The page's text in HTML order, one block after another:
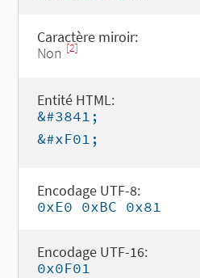
Caractère miroir:
Non [2]
Entité HTML:
&#3841;
&#xF01;
Encodage UTF-8:
0xE0 0xBC 0x81
Encodage UTF-16:
0x0F01